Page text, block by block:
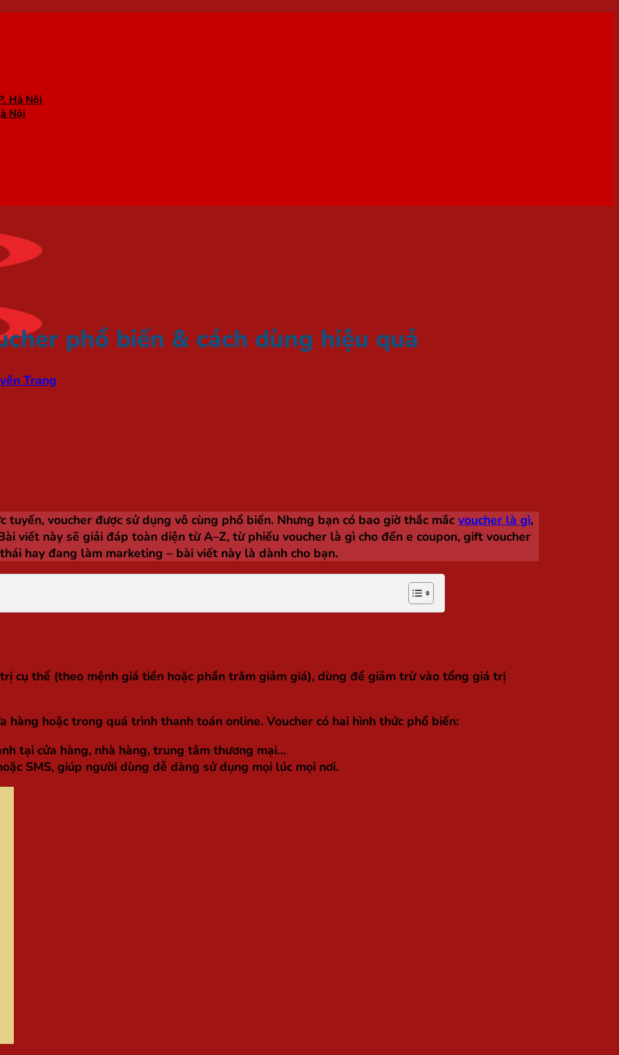
Hà Nội
Nội
phổ biến & cách dùng hiệu quả
Trang
voucher được sử dụng vô cùng phổ biến. Nhưng bạn có bao giờ thắc mắc voucher là gì,
viết này sẽ giải đáp toàn diện từ A–Z, từ phiếu voucher là gì cho đến e coupon, gift voucher
hay đang làm marketing – bài viết này là dành cho bạn.
cụ thể (theo mệnh giá tiền hoặc phần trăm giảm giá), dùng để giảm trừ vào tổng giá trị
hoặc trong quá trình thanh toán online. Voucher có hai hình thức phổ biến:
tại cửa hàng, nhà hàng, trung tâm thương mại…
SMS, giúp người dùng dễ dàng sử dụng mọi lúc mọi nơi.